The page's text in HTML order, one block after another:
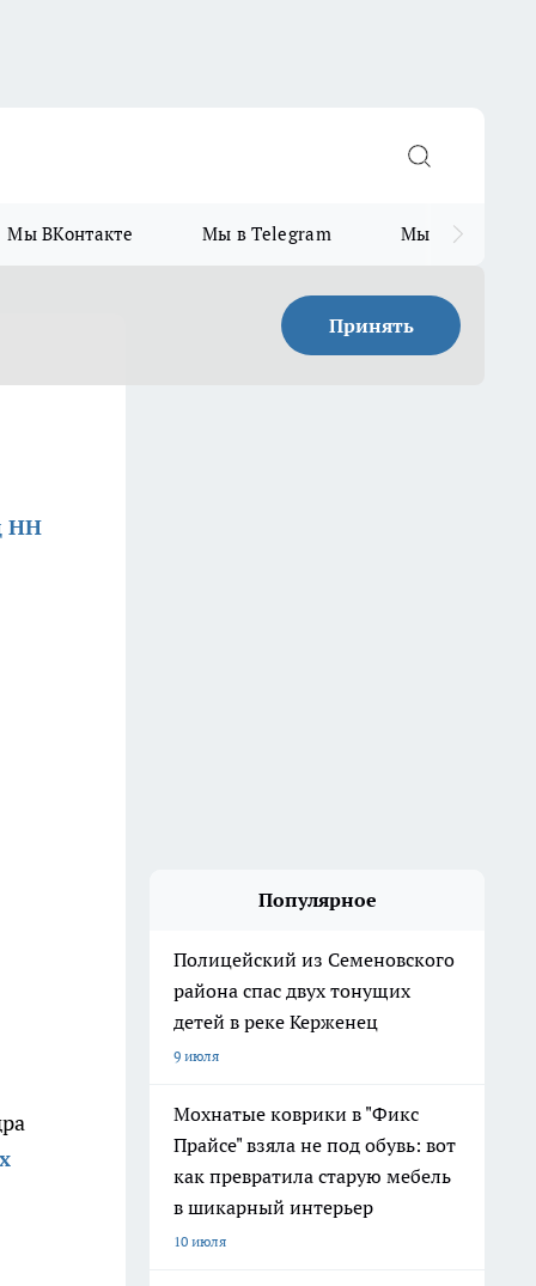
Мы ВКонтакте Мы в Telegram Мы в MAX
Принять
НН
Популярное
Полицейский из Семеновского
района спас двух тонущих
детей в реке Керженец
9 июля
Мохнатые коврики в "Фикс
Прайсе" взяла не под обувь: вот
как превратила старую мебель
в шикарный интерьер
10 июля